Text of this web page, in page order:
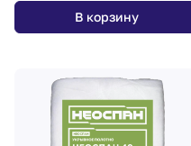
В корзину